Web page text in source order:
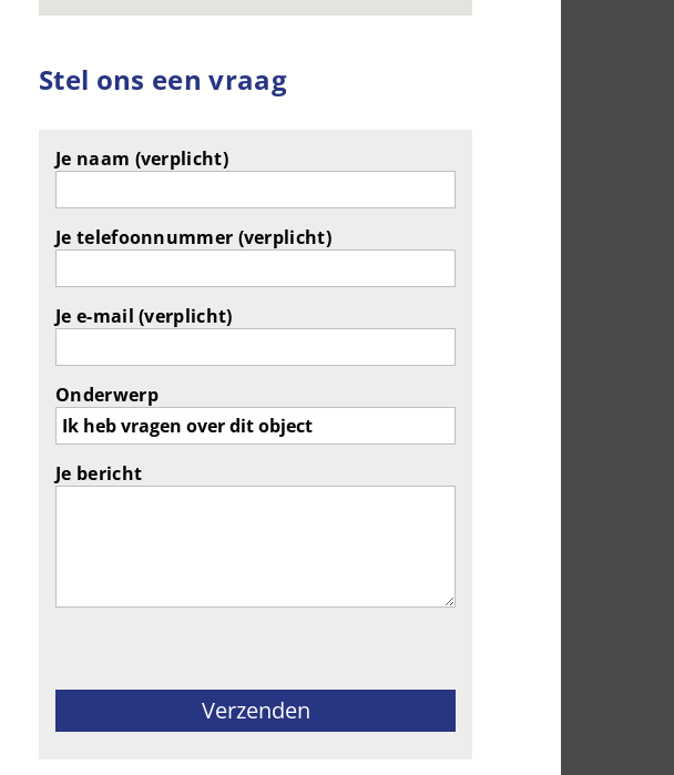
Stel ons een vraag
Je naam (verplicht)
Je telefoonnummer (verplicht)
Je e-mail (verplicht)
Onderwerp
Je bericht